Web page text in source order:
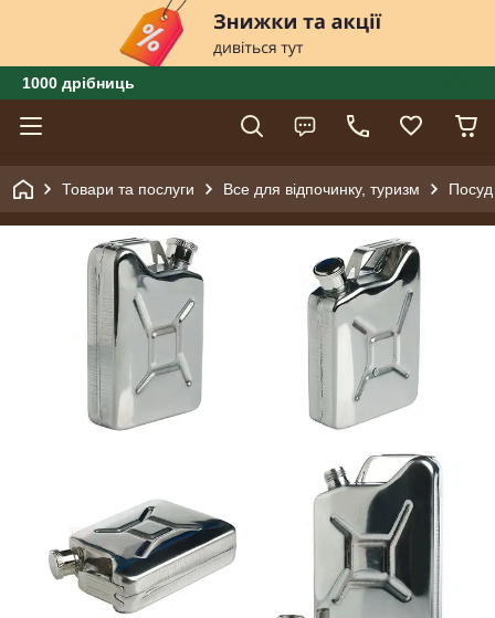
1000 дрібниць
Товари та послуги Все для відпочинку, туризм